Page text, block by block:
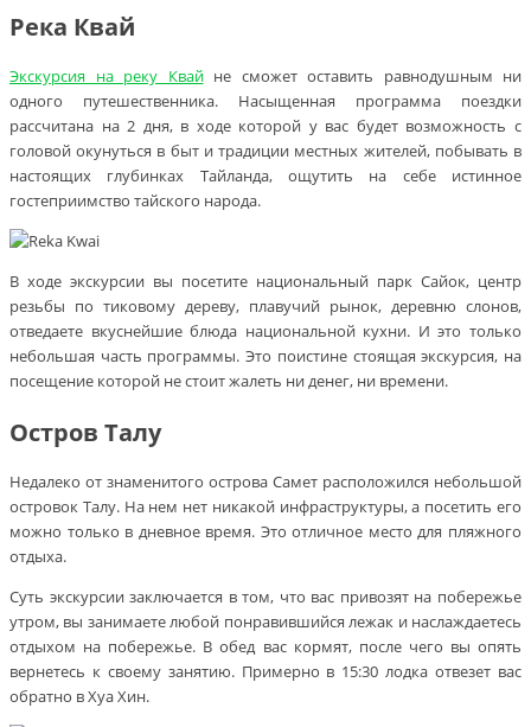
Река Квай
Экскурсия на реку Квайне сможет оставить равнодушным ни
одного путешественника. Насыщенная программа поездки
рассчитана на 2 дня, в ходе которой у вас будет возможность с
головой окунуться в быт и традиции местных жителей, побывать в
настоящих глубинках Тайланда, ощутить на себе истинное
гостеприимство тайского народа.
В ходе экскурсии вы посетите национальный парк Сайок, центр
резьбы по тиковому дереву, плавучий рынок, деревню слонов,
отведаете вкуснейшие блюда национальной кухни. И это только
небольшая часть программы. Это поистине стоящая экскурсия, на
посещение которой не стоит жалеть ни денег, ни времени.
Остров Талу
Недалеко от знаменитого острова Самет расположился небольшой
островок Талу. На нем нет никакой инфраструктуры, а посетить его
можно только в дневное время. Это отличное место для пляжного
отдыха.
Суть экскурсии заключается в том, что вас привозят на побережье
утром, вы занимаете любой понравившийся лежак и наслаждаетесь
отдыхом на побережье. В обед вас кормят, после чего вы опять
вернетесь к своему занятию. Примерно в 15:30 лодка отвезет вас
обратно в Хуа Хин.